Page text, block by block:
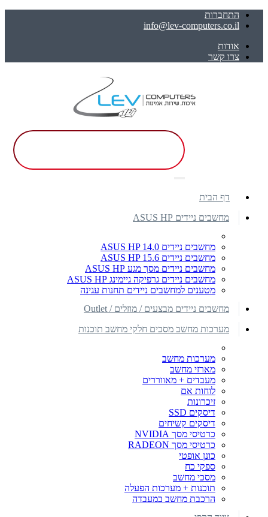
התחברות
info@lev-computers.co.il
אודות
צרו קשר
דף הבית
מחשבים ניידים ASUS HP
מחשבים ניידים ASUS HP 14.0
מחשבים ניידים ASUS HP 15.6
מחשבים ניידים מסך מגע ASUS HP
מחשבים ניידים גרפיקה גיימינג ASUS HP
מטענים למחשבים ניידים תחנות עגינה
מחשבים ניידים מבצעים / מוזלים / Outlet
מערכות מחשב מסכים חלקי מחשב תוכנות
מערכות מחשב
מארזי מחשב
מעבדים + מאווררים
לוחות אם
זיכרונות
דיסקים SSD
דיסקים קשיחים
כרטיסי מסך NVIDIA
כרטיסי מסך RADEON
כונן אופטי
ספקי כח
מסכי מחשב
תוכנות + מערכות הפעלה
הרכבת מחשב במעבדה